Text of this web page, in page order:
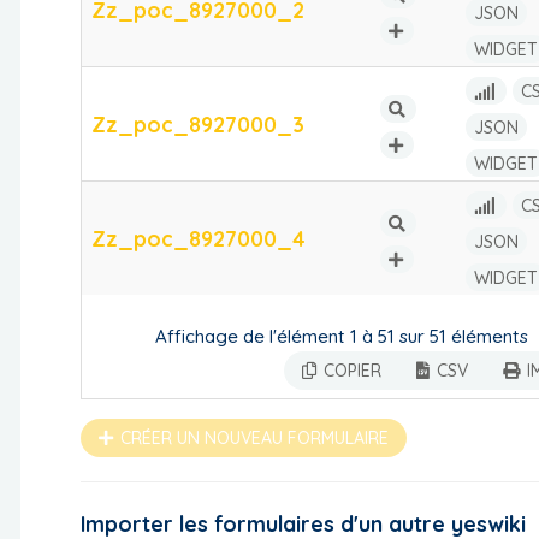
Zz_poc_8927000_2
JSON
WIDGET
Zz_poc_8927000_3
JSON
WIDGET
Zz_poc_8927000_4
JSON
WIDGET
Affichage de l'élément 1 à 51 sur 51 éléments
COPIER CSV
CRÉER UN NOUVEAU FORMULAIRE
Importer les formulaires d'un autre yeswiki